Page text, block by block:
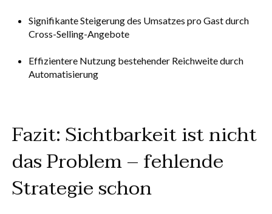
Signifikante Steigerung des Umsatzes pro Gast durch
Cross-Selling-Angebote
Effizientere Nutzung bestehender Reichweite durch
Automatisierung
Fazit: Sichtbarkeit ist nicht
das Problem – fehlende
Strategie schon